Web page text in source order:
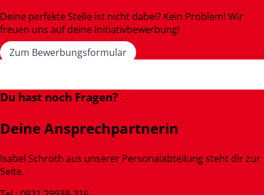
Deine perfekte Stelle ist nicht dabei? Kein Problem! Wir
freuen uns auf deine Initiativbewerbung!
Zum Bewerbungsformular
Du hast noch Fragen?
Deine Ansprechpartnerin
Isabel Schroth aus unserer Personalabteilung steht dir zur
Seite.